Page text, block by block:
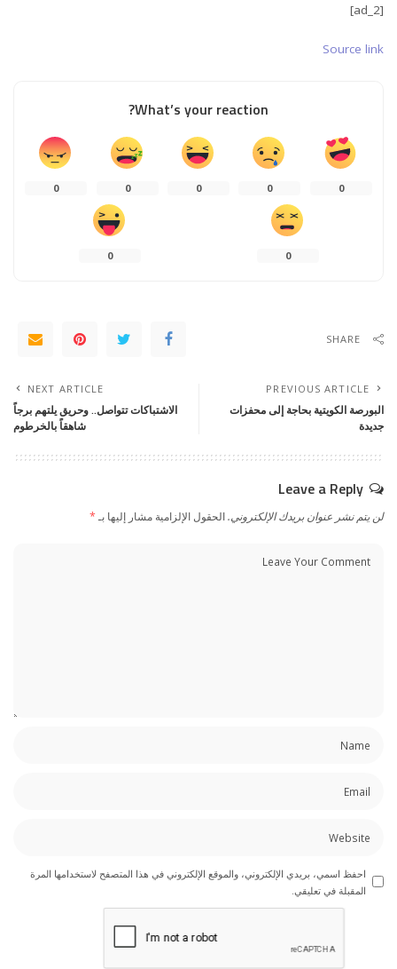
[ad_2]
Source link
What’s your reaction?
0
0
0
0
0
0
0
SHARE
PREVIOUS ARTICLE
البورصة الكويتية بحاجة إلى محفزات
جديدة
NEXT ARTICLE
الاشتباكات تتواصل.. وحريق يلتهم برجاً
شاهقاً بالخرطوم
Leave a Reply
لن يتم نشر عنوان بريدك الإلكتروني.الحقول الإلزامية مشار إليها بـ*
احفظ اسمي، بريدي الإلكتروني، والموقع الإلكتروني في هذا المتصفح لاستخدامها المرة
المقبلة في تعليقي.